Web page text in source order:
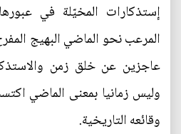
إستذكارات المخيّلة في
المرعب نحو الماضي البهيج
عاجزين عن خلق زمن
وليس زمانيا بمعنى الماضي
وقائعه التاريخية.